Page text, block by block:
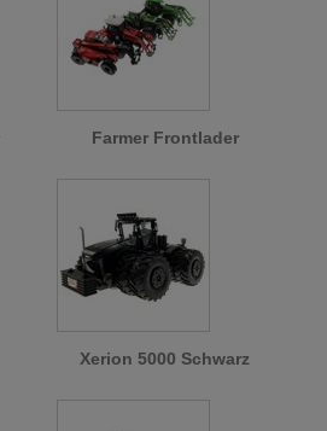
Farmer Frontlader
Xerion 5000 Schwarz